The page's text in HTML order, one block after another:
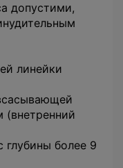
допустими,
линейки
(внетренний
глубины более 9